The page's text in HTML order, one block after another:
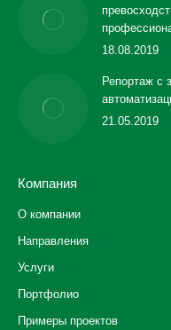
18.08.2019
Репортаж с
21.05.2019
Компания
О компании
Направления
Услуги
Портфолио
Примеры проектов